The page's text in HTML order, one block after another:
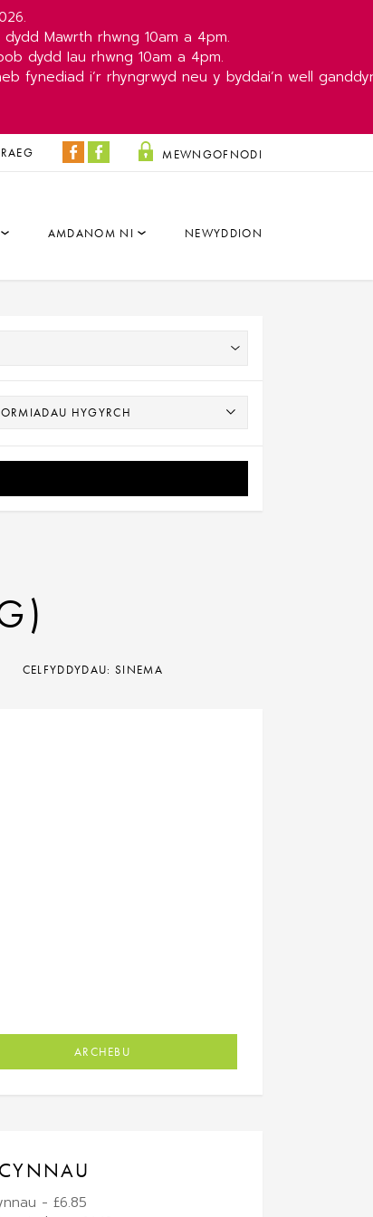
Mawrth rhwng 10am a 4pm.
dydd Iau rhwng 10am a 4pm.
fynediad i’r rhyngrwyd neu y byddai’n well
MEWNGOFNODI
Dâr
AMDANOM NI NEWYDDION
CELFYDDYDAU: SINEMA
ARCHEBU
- £6.85